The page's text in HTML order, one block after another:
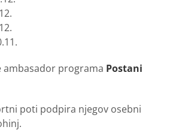
ambasador programa Postani
poti podpira njegov osebni